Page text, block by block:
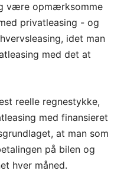
være opmærksomme
privatleasing - og
idet man
med det at
reelle regnestykke,
med finansieret
at man som
på bilen og
hver måned.